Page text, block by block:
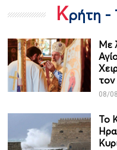
Κρήτη -
Με
08/
Το